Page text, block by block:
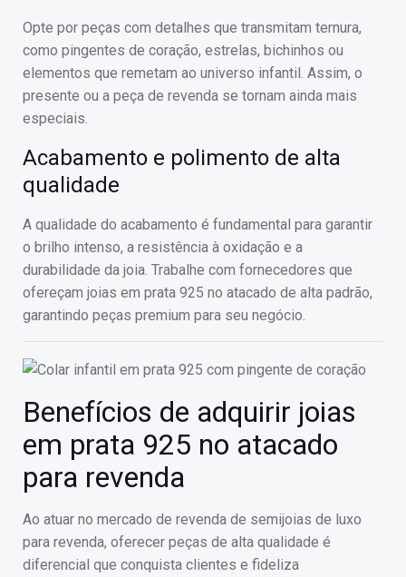
Opte por peças com detalhes que transmitam ternura,
como pingentes de coração, estrelas, bichinhos ou
elementos que remetam ao universo infantil. Assim, o
presente ou a peça de revenda se tornam ainda mais
especiais.
Acabamento e polimento de alta
qualidade
A qualidade do acabamento é fundamental para garantir
o brilho intenso, a resistência à oxidação e a
durabilidade da joia. Trabalhe com fornecedores que
ofereçam joias em prata 925 no atacado de alta padrão,
garantindo peças premium para seu negócio.
Benefícios de adquirir joias
em prata 925 no atacado
para revenda
Ao atuar no mercado de revenda de semijoias de luxo
para revenda, oferecer peças de alta qualidade é
diferencial que conquista clientes e fideliza